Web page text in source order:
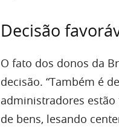
Decisão
O fato dos donos da
decisão. “Também é
administradores
de bens, lesando